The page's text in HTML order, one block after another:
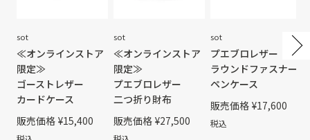
sot
≪オンラインストア
限定≫
ゴーストレザー
カードケース
販売価格 ¥15,400
sot
≪オンラインストア
限定≫
プエブロレザー
二つ折り財布
販売価格 ¥27,500
sot
プエブロレザー
ラウンドファスナー
ペンケース
販売価格 ¥17,600
税込